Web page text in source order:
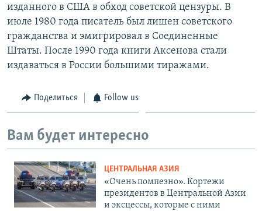
изданного в США в обход советской цензуры. В
июле 1980 года писатель был лишен советского
гражданства и эмигрировал в Соединенные
Штаты. После 1990 года книги Аксенова стали
издаваться в России большими тиражами.
Поделиться Follow us
Вам будет интересно
ЦЕНТРАЛЬНАЯ АЗИЯ
«Очень помпезно». Кортежи
президентов в Центральной Азии
и эксцессы, которые с ними